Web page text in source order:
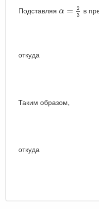
Подставляя α = 2
3
3 в
откуда
Таким образом,
откуда